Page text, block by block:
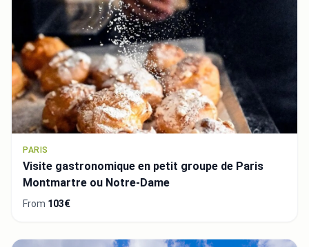
PARIS
Visite gastronomique en petit groupe de Paris
Montmartre ou Notre-Dame
From 103€